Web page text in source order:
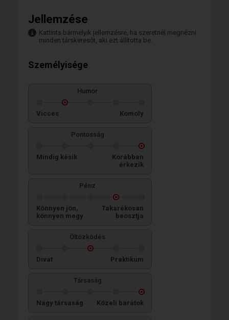
Jellemzése
Kattints bármelyik jellemzésre, ha szeretnél megnézni
minden társkeresőt, aki ezt állította be.
Személyisége
Humor
Vicces Komoly
Pontosság
Mindig késik
Korábban
érkezik
Pénz
Könnyen jön,
könnyen megy
Takarékosan
beosztja
Öltözködés
Divat Praktikum
Társaság
Nagy társaság Közeli barátok